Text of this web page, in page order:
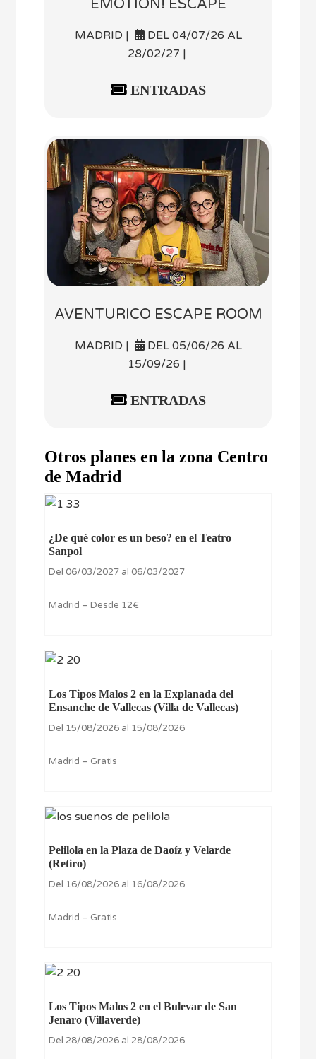
EMOTION! ESCAPE
MADRID |
DEL 04/07/26 AL
28/02/27 |
ENTRADAS
AVENTURICO ESCAPE ROOM
MADRID |
DEL 05/06/26 AL
15/09/26 |
ENTRADAS
Otros planes en la zona Centro
de Madrid
¿De qué color es un beso? en el Teatro
Sanpol
Del 06/03/2027 al 06/03/2027
Madrid – Desde 12€
Los Tipos Malos 2 en la Explanada del
Ensanche de Vallecas (Villa de Vallecas)
Del 15/08/2026 al 15/08/2026
Madrid – Gratis
Pelilola en la Plaza de Daoíz y Velarde
(Retiro)
Del 16/08/2026 al 16/08/2026
Madrid – Gratis
Los Tipos Malos 2 en el Bulevar de San
Jenaro (Villaverde)
Del 28/08/2026 al 28/08/2026